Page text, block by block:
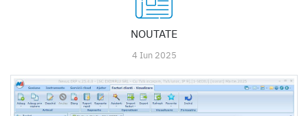
NOUTATE
4 Iun 2025